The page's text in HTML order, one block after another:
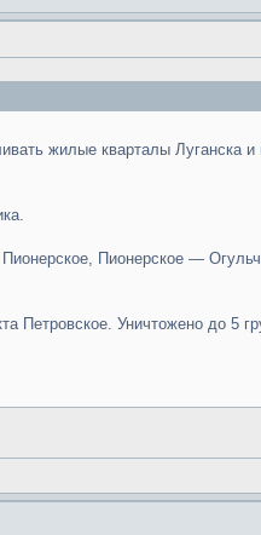
жилые кварталы Луганска и
Пионерское —
Петровское. Уничтожено до 5